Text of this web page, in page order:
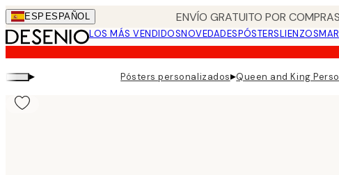
Skip
to
main
content.
ESP ESPAÑOL ENVÍO GRATUITO POR
LOS MÁS VENDIDOSNOVEDADESPÓSTERSLIENZOS
▸ Pósters personalizados▸Queen and King